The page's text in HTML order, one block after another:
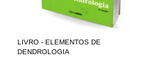
LIVRO - ELEMENTOS DE
DENDROLOGIA